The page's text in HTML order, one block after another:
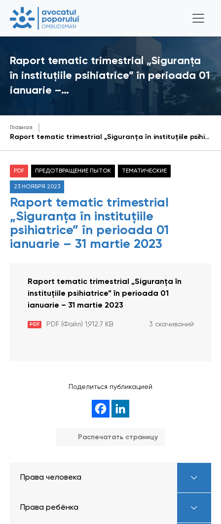
Raport tematic trimestrial „Siguranța
în instituțiile psihiatrice” în perioada 01
ianuarie –…
Главная
Raport tematic trimestrial „Siguranța în instituțiile psihiatrice” în perioada 01 ianuarie – 31 martie 2023
PDF ПРЕДОТВРАЩЕНИЕ ПЫТОК ТЕМАТИЧЕСКИЕ
23 НОЯБРЯ 2023
Raport tematic trimestrial
„Siguranța în instituțiile
psihiatrice” în perioada 01
ianuarie – 31 martie 2023
Raport tematic trimestrial „Siguranța în
instituțiile psihiatrice” în perioada 01
ianuarie – 31 martie 2023
PDF PDF (Файл) 1,912.7 KB 3 скачиваний
Поделиться публикацией
Распечатать страницу
Права человека
Права ребёнка